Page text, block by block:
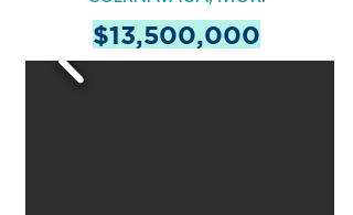
$13,500,000